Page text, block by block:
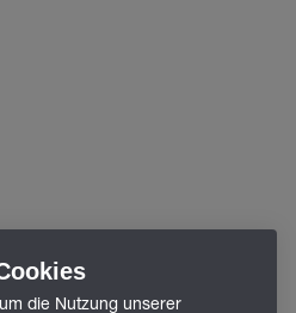
die Nutzung unserer